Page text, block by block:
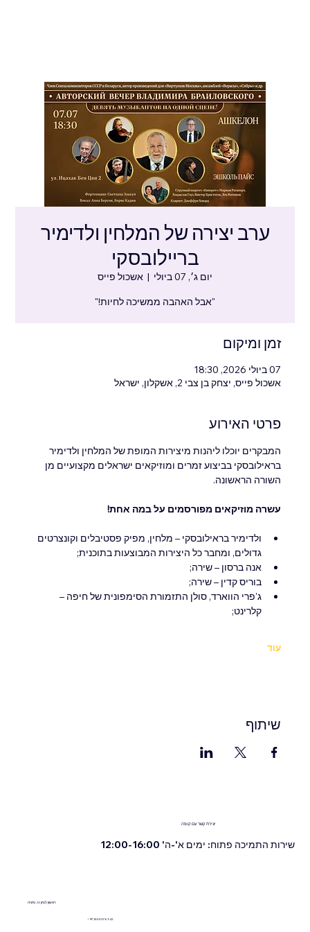
ערב יצירה של המלחין ולדימיר
בריילובסקי
יום ג׳, 07 ביולי
  |
אשכול פייס
"אבל האהבה ממשיכה לחיות!"
זמן ומיקום
07 ביולי 2026, 18:30
אשכול פייס, יצחק בן צבי 2, אשקלון, ישראל
פרטי האירוע
המבקרים יוכלו ליהנות מיצירות המופת של המלחין ולדימיר
בראילובסקי בביצוע זמרים ומוזיקאים ישראלים מקצועיים מן
השורה הראשונה.
עשרה מוזיקאים מפורסמים על במה אחת!
ולדימיר בראילובסקי – מלחין, מפיק פסטיבלים וקונצרטים
גדולים, ומחבר כל היצירות המבוצעות בתוכנית;
אנה ברסון – שירה;
בוריס קדין – שירה;
ג'פרי הווארד, סולן התזמורת הסימפונית של חיפה –
קלרינט;
עוד
שיתוף
ראשון לציון 13, נתניה
+972555076342
יצירת קשר עם קופה
שירות התמיכה פתוח: ימים א'-ה' 12:00-16:00